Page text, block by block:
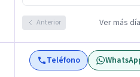
Anterior Ver más
Teléfono